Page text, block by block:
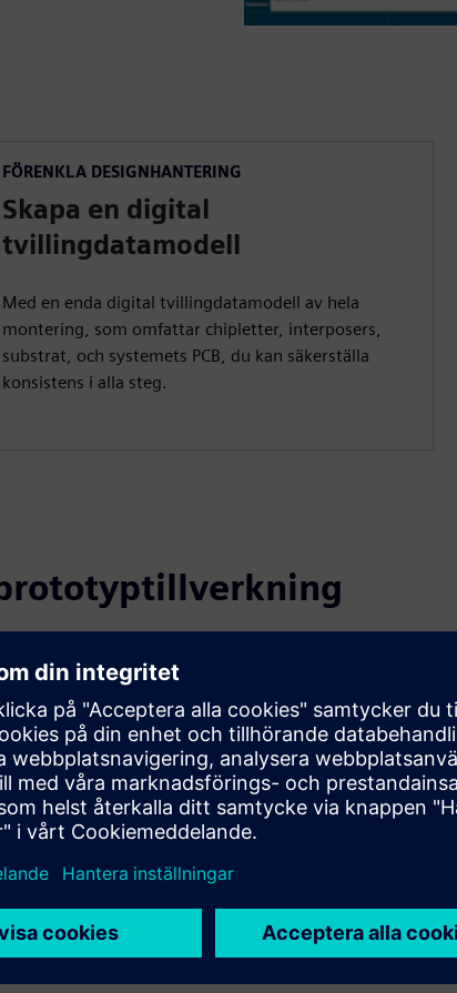
FÖRENKLA DESIGNHANTERING
Skapa en digital
tvillingdatamodell
Med en enda digital tvillingdatamodell av hela
montering, som omfattar chipletter, interposers,
substrat, och systemets PCB, du kan säkerställa
konsistens i alla steg.